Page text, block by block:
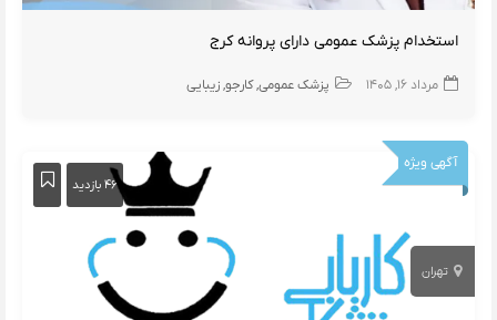
استخدام پزشک عمومی دارای پروانه کرج
مرداد ۱۶, ۱۴۰۵ پزشک عمومی کارجو زیبایی
آگهی ویژه
۴۶ بازدید
تهران